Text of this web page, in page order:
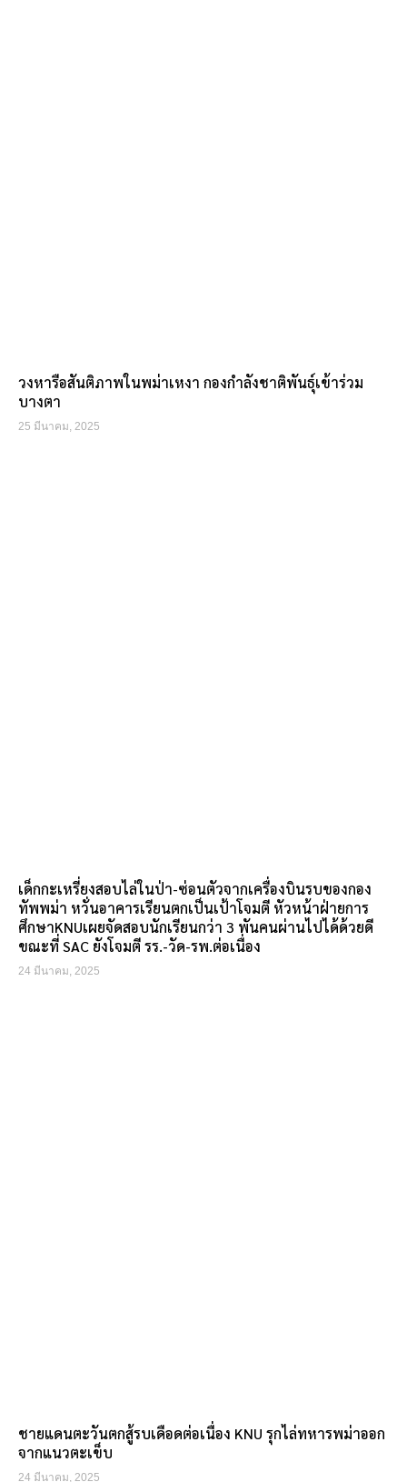
วงหารือสันติภาพในพม่าเหงา กองกำลังชาติพันธุ์เข้าร่วม
บางตา
25 มีนาคม, 2025
เด็กกะเหรี่ยงสอบไล่ในป่า-ซ่อนตัวจากเครื่องบินรบของกอง
ทัพพม่า หวั่นอาคารเรียนตกเป็นเป้าโจมตี หัวหน้าฝ่ายการ
ศึกษาKNUเผยจัดสอบนักเรียนกว่า 3 พันคนผ่านไปได้ด้วยดี
ขณะที่ SAC ยังโจมตี รร.-วัด-รพ.ต่อเนื่อง
24 มีนาคม, 2025
ชายแดนตะวันตกสู้รบเดือดต่อเนื่อง KNU รุกไล่ทหารพม่าออก
จากแนวตะเข็บ
24 มีนาคม, 2025